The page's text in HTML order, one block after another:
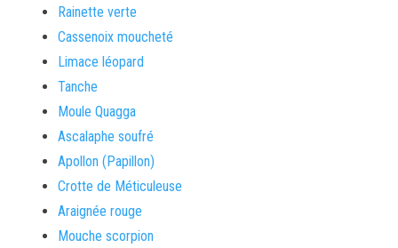
Rainette verte
Cassenoix moucheté
Limace léopard
Tanche
Moule Quagga
Ascalaphe soufré
Apollon (Papillon)
Crotte de Méticuleuse
Araignée rouge
Mouche scorpion